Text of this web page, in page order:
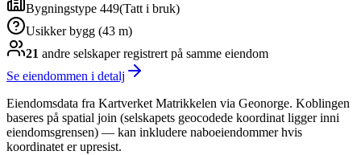
Bygningstype 449(Tatt i bruk)
Usikker bygg (43 m)
21 andre selskaperregistrert på samme eiendom
Se eiendommen i detalj
Eiendomsdata fra Kartverket Matrikkelen via Geonorge. Koblingen
baseres på spatial join (selskapets geocodede koordinat ligger inni
eiendomsgrensen) — kan inkludere naboeiendommer hvis
koordinatet er upresist.